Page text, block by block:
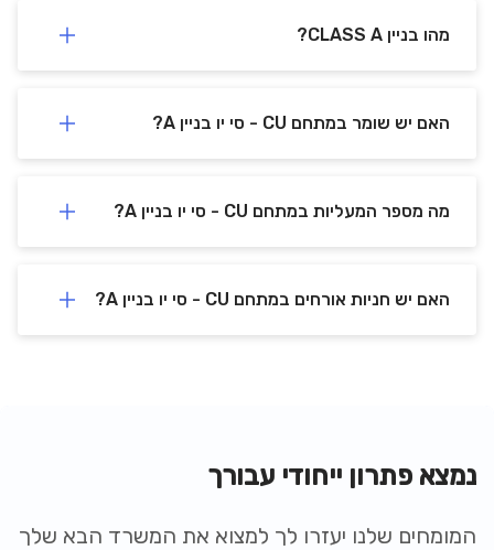
מהו בניין CLASS A?
האם יש שומר במתחם CU - סי יו בניין A?
מה מספר המעליות במתחם CU - סי יו בניין A?
האם יש חניות אורחים במתחם CU - סי יו בניין A?
נמצא פתרון ייחודי עבורך
המומחים שלנו יעזרו לך למצוא את המשרד הבא שלך